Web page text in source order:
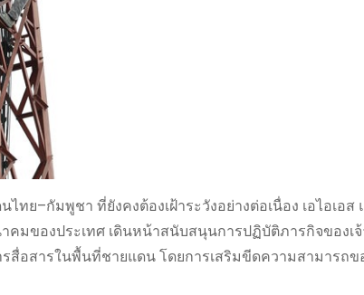
ย–กัมพูชา ที่ยังคงต้องเฝ้าระวังอย่างต่อเนื่อง เอไอเอ
มของประเทศ เดินหน้าสนับสนุนการปฏิบัติภารกิจของเ
สื่อสารในพื้นที่ชายแดน โดยการเสริมขีดความสามารถ